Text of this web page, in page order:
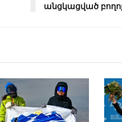
անցկացված